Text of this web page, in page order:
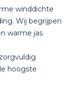
winddichte
Wij begrijpen
warme jas
hoogste